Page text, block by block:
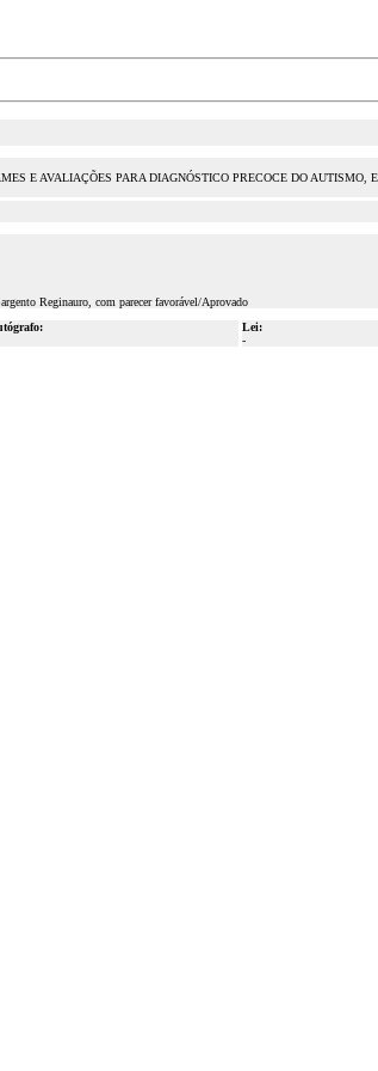
E AVALIAÇÕES PARA DIAGNÓSTICO PRECOCE DO
Reginauro, com parecer favorável/Aprovado
Lei:
-